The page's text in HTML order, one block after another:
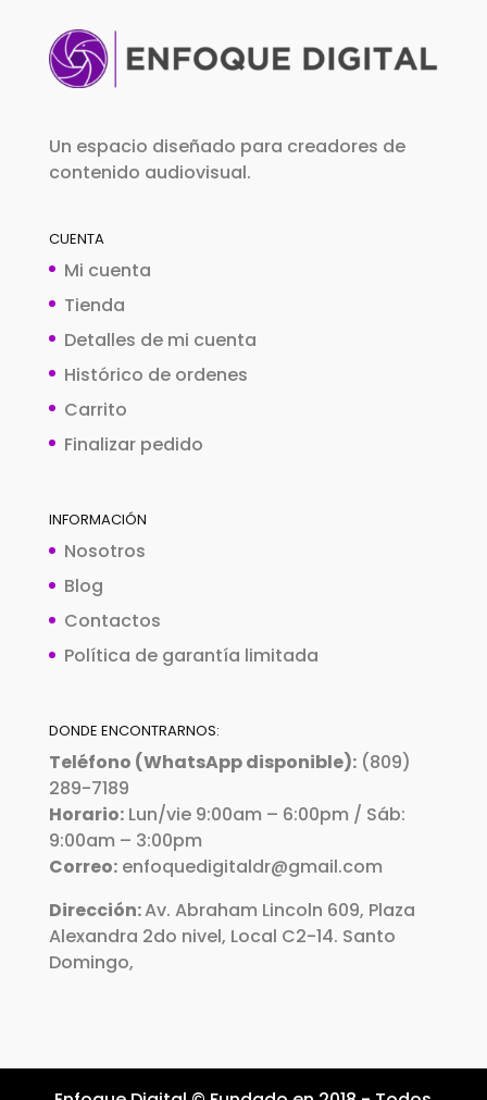
Un espacio diseñado para creadores de
contenido audiovisual.
CUENTA
Mi cuenta
Tienda
Detalles de mi cuenta
Histórico de ordenes
Carrito
Finalizar pedido
INFORMACIÓN
Nosotros
Blog
Contactos
Política de garantía limitada
DONDE ENCONTRARNOS:
Teléfono (WhatsApp disponible):(809)
289-7189
Horario:Lun/vie 9:00am – 6:00pm / Sáb:
9:00am – 3:00pm
Correo:enfoquedigitaldr@gmail.com
Dirección:Av. Abraham Lincoln 609, Plaza
Alexandra 2do nivel, Local C2-14. Santo
Domingo,